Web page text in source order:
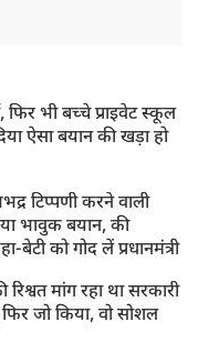
दो बजे तक के
पांच लोग गिरफ्तार,
फिर भी बच्चे प्राइवेट स्कूल
ऐसा बयान की खड़ा हो
टिप्पणी करने वाली
भावुक बयान, की
बेटी को गोद लें प्रधानमंत्री
मांग रहा था सरकारी
जो किया, वो सोशल